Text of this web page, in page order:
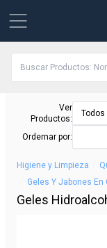
Ver
Productos:
Todos
Ordernar por:
Higiene y Limpieza
Geles Y Jabones En
Geles